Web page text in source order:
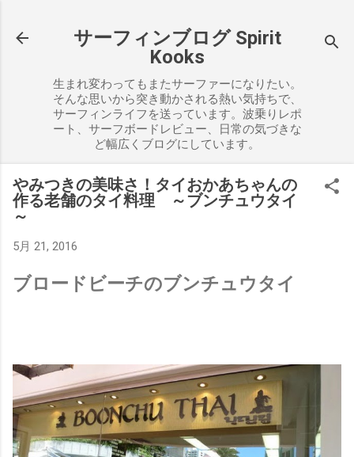
サーフィンブログ Spirit
Kooks
生まれ変わってもまたサーファーになりたい。
そんな思いから突き動かされる熱い気持ちで、
サーフィンライフを送っています。波乗りレポ
ート、サーフボードレビュー、日常の気づきな
ど幅広くブログにしています。
やみつきの美味さ！タイおかあちゃんの
作る老舗のタイ料理 ～ブンチュウタイ
～
5月 21, 2016
ブロードビーチのブンチュウタイ